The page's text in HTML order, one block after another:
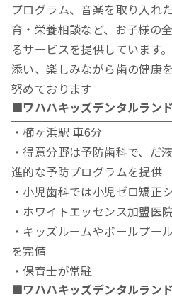
プログラム、音楽を取り入れ
育・栄養相談など、お子様の
るサービスを提供しています
添い、楽しみながら歯の健康
努めております
■ワハハキッズデンタルラン
・櫛ヶ浜駅 車6分
・得意分野は予防歯科で、だ
進的な予防プログラムを提供
・小児歯科では小児ゼロ矯正
・ホワイトエッセンス加盟医院
・キッズルームやボールプー
を完備
・保育士が常駐
■ワハハキッズデンタルラン